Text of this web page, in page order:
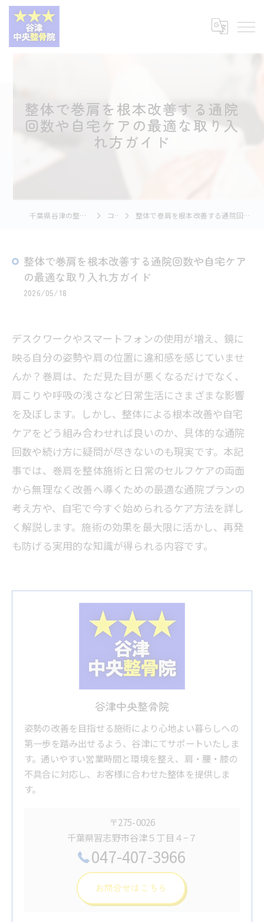
整体で巻肩を根本改善する通院
回数や自宅ケアの最適な取り入
れ方ガイド
千葉県谷津の整体なら谷津中央整骨院 コラム 整体で巻肩を根本改善する通院回数や自宅ケアの最適な取り入れ方ガイド
整体で巻肩を根本改善する通院回数や自宅ケア
の最適な取り入れ方ガイド
2026/05/18
デスクワークやスマートフォンの使用が増え、鏡に
映る自分の姿勢や肩の位置に違和感を感じていませ
んか？巻肩は、ただ見た目が悪くなるだけでなく、
肩こりや呼吸の浅さなど日常生活にさまざまな影響
を及ぼします。しかし、整体による根本改善や自宅
ケアをどう組み合わせれば良いのか、具体的な通院
回数や続け方に疑問が尽きないのも現実です。本記
事では、巻肩を整体施術と日常のセルフケアの両面
から無理なく改善へ導くための最適な通院プランの
考え方や、自宅で今すぐ始められるケア方法を詳し
く解説します。施術の効果を最大限に活かし、再発
も防げる実用的な知識が得られる内容です。
谷津中央整骨院
姿勢の改善を目指せる施術により心地よい暮らしへの
第一歩を踏み出せるよう、谷津にてサポートいたしま
す。通いやすい営業時間と環境を整え、肩・腰・膝の
不具合に対応し、お客様に合わせた整体を提供しま
す。
〒275-0026
千葉県習志野市谷津５丁目４−７
047-407-3966
お問合せはこちら